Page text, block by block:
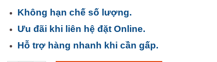
Không hạn chế số lượng.
Ưu đãi khi liên hệ đặt Online.
Hỗ trợ hàng nhanh khi cần gấp.